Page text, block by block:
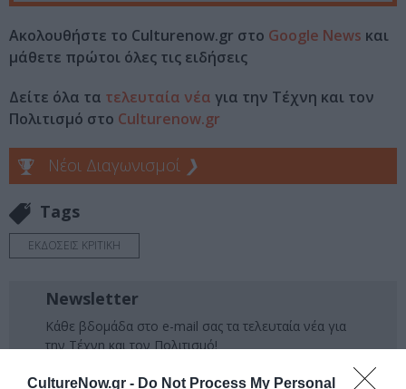
CultureNow.gr - Do Not Process My Personal
Ακολουθήστε το Culturenow.gr στο Google News και
μάθετε πρώτοι όλες τις ειδήσεις
Δείτε όλα τα τελευταία νέα για την Τέχνη και τον
Πολιτισμό στο Culturenow.gr
Νέοι Διαγωνισμοί ❯
Tags
ΕΚΔΟΣΕΙΣ ΚΡΙΤΙΚΗ
Newsletter
Κάθε βδομάδα στο e-mail σας τα τελευταία νέα για
την Τέχνη και τον Πολιτισμό!